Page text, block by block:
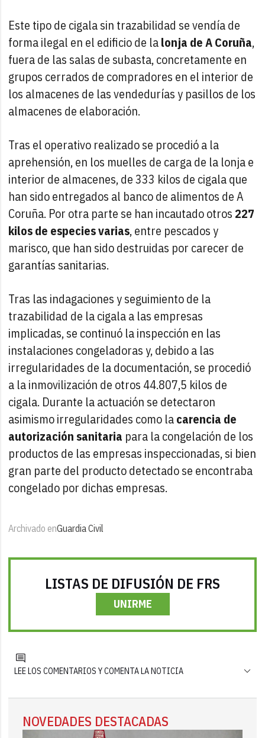
Este tipo de cigala sin trazabilidad se vendía de
forma ilegal en el edificio de lalonja de A Coruña,
fuera de las salas de subasta, concretamente en
grupos cerrados de compradores en el interior de
los almacenes de las vendedurías y pasillos de los
almacenes de elaboración.
Tras el operativo realizado se procedió a la
aprehensión, en los muelles de carga de la lonja e
interior de almacenes, de 333 kilos de cigala que
han sido entregados al banco de alimentos de A
Coruña. Por otra parte se han incautado otros227
kilos de especies varias, entre pescados y
marisco, que han sido destruidas por carecer de
garantías sanitarias.
Tras las indagaciones y seguimiento de la
trazabilidad de la cigala a las empresas
implicadas, se continuó la inspección en las
instalaciones congeladoras y, debido a las
irregularidades de la documentación, se procedió
a la inmovilización de otros 44.807,5 kilos de
cigala. Durante la actuación se detectaron
asimismo irregularidades como lacarencia de
autorización sanitaria para la congelación de los
productos de las empresas inspeccionadas, si bien
gran parte del producto detectado se encontraba
congelado por dichas empresas.
Archivado enGuardia Civil
LISTAS DE DIFUSIÓN DE FRS
UNIRME
LEE LOS COMENTARIOS Y COMENTA LA NOTICIA
NOVEDADES DESTACADAS